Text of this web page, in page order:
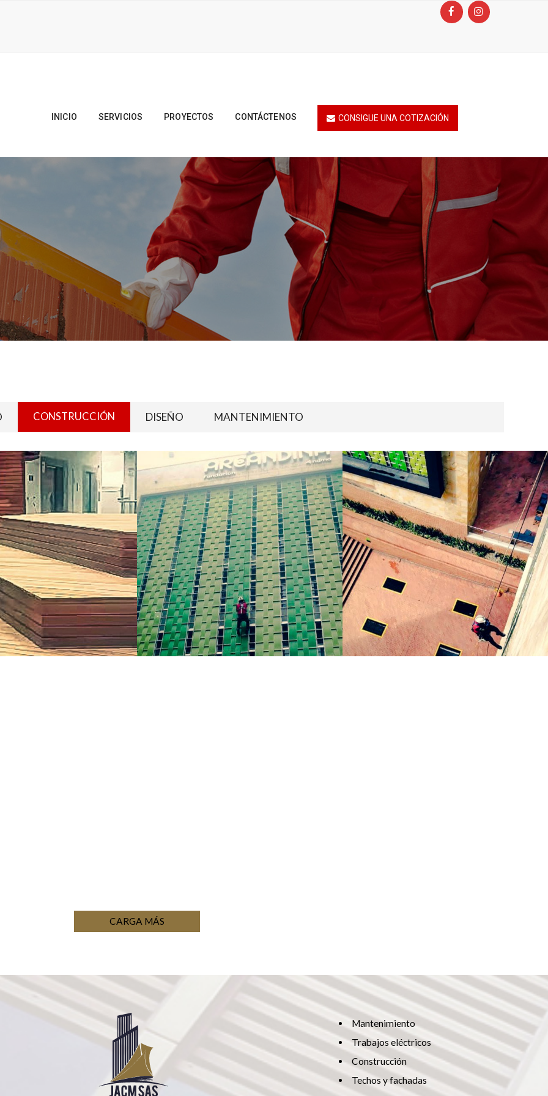
INICIO SERVICIOS PROYECTOS CONTÁCTENOS CONSIGUE UNA COTIZACIÓN
continuar y diligencie el formulario de contacto. Pronto nos
comunicaremos con usted.
CONTINUAR
CONSTRUCCIÓN DISEÑO MANTENIMIENTO
CARGA MÁS
Mantenimiento
Trabajos eléctricos
Construcción
Techos y fachadas